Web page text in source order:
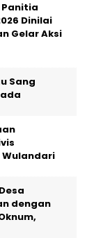
Dinilai
Gelar Aksi
Sang
Wulandari
dengan